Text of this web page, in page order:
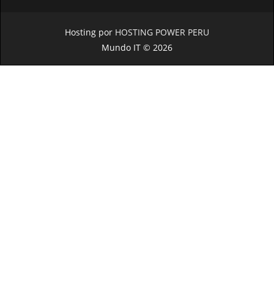
Hosting por HOSTING POWER PERU
Mundo IT © 2026